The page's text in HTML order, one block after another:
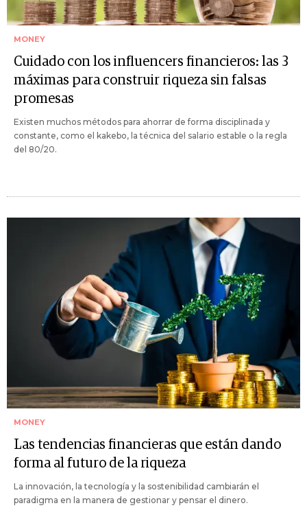
MONEY
Cuidado con los influencers financieros: las 3
máximas para construir riqueza sin falsas
promesas
Existen muchos métodos para ahorrar de forma disciplinada y
constante, como el kakebo, la técnica del salario estable o la regla
del 80/20.
MONEY
Las tendencias financieras que están dando
forma al futuro de la riqueza
La innovación, la tecnología y la sostenibilidad cambiarán el
paradigma en la manera de gestionar y pensar el dinero.